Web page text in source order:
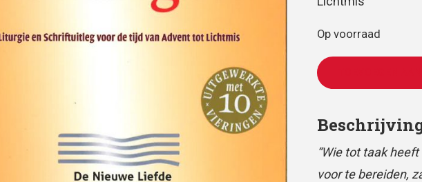
Op voorraad
“Wie tot taak
voor te bereiden,